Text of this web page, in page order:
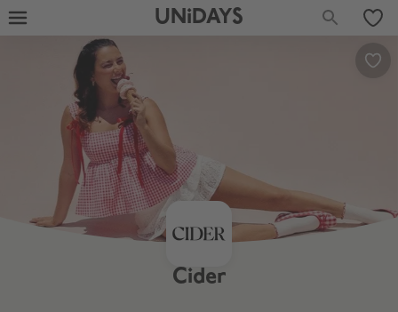
UNiDAYS
Cider